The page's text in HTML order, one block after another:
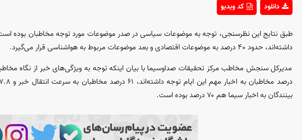
دانلود کد ویدیو
داشته‌اند، حدود ۴۰ درصد به موضوعات اقتصادی و بعد موضوعات مربوط به هواشناسی قرار می‌گیرد.
بینندگان به اخبار سیما هم ۷۰ درصد بوده است.